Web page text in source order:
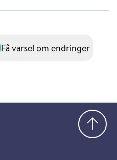
Få varsel om endringer